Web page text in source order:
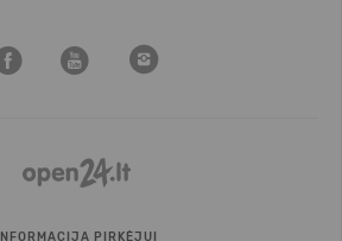
INFORMACIJA PIRKĖJUI